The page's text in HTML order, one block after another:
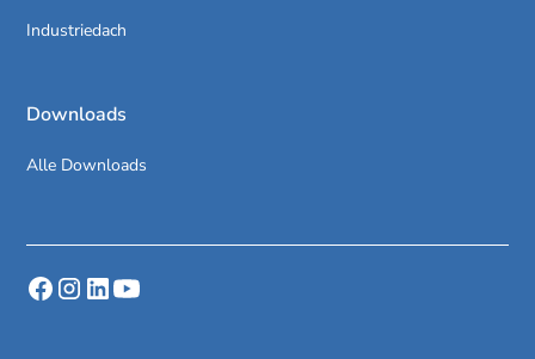
Industriedach
Downloads
Alle Downloads